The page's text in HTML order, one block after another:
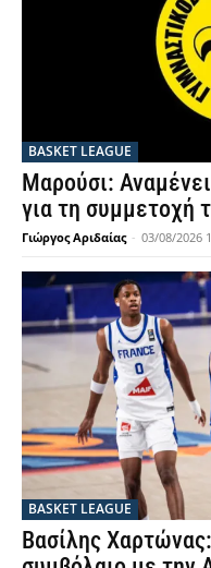
BASKET LEAGUE
Μαρούσι:
για τη συμμετοχή
Γιώργος Αριδαίας - 03/08/2026
BASKET LEAGUE
Βασίλης